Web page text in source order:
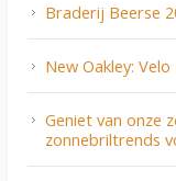
Braderij Beerse
New Oakley:
Geniet van onze
zonnebriltrends